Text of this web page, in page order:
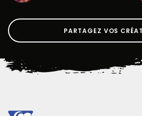
PARTAGEZ VOS